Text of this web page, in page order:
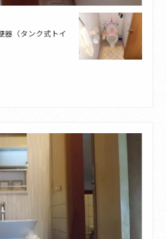
器（タンク式トイ